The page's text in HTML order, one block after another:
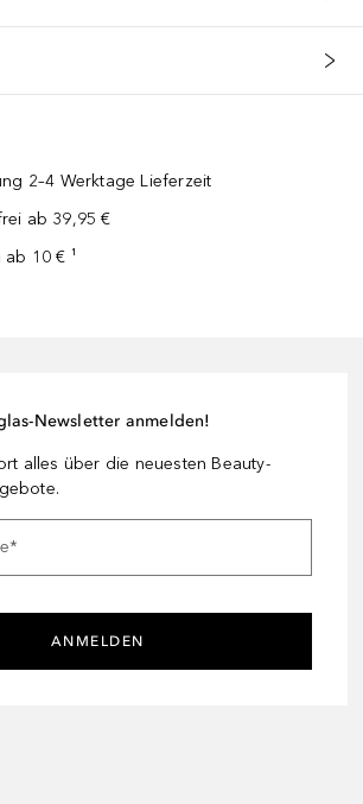
2–4 Werktage Lieferzeit
ab 39,95 €
10 € ¹
Newsletter anmelden!
alles über die neuesten Beauty-
*
ANMELDEN